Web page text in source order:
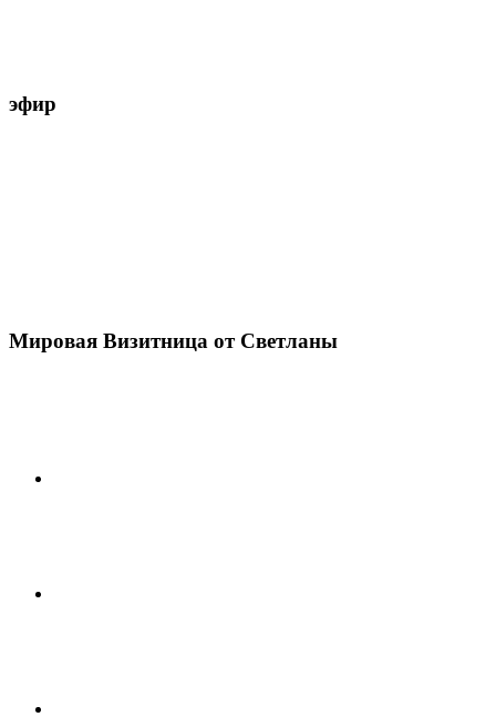
эфир
Мировая Визитница от Светланы